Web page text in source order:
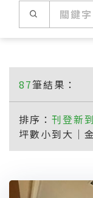
87筆結果：
排序： 刊登新
坪數小到大 ｜